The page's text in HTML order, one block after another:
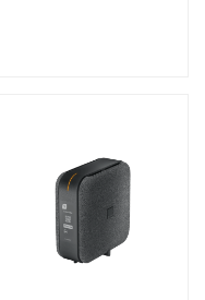
par mois, Sans engagement